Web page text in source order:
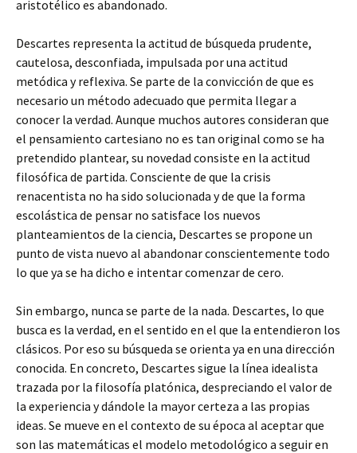
aristotélico es abandonado.
Descartes representa la actitud de búsqueda prudente,
cautelosa, desconfiada, impulsada por una actitud
metódica y reflexiva. Se parte de la convicción de que es
necesario un método adecuado que permita llegar a
conocer la verdad. Aunque muchos autores consideran que
el pensamiento cartesiano no es tan original como se ha
pretendido plantear, su novedad consiste en la actitud
filosófica de partida. Consciente de que la crisis
renacentista no ha sido solucionada y de que la forma
escolástica de pensar no satisface los nuevos
planteamientos de la ciencia, Descartes se propone un
punto de vista nuevo al abandonar conscientemente todo
lo que ya se ha dicho e intentar comenzar de cero.
Sin embargo, nunca se parte de la nada. Descartes, lo que
busca es la verdad, en el sentido en el que la entendieron los
clásicos. Por eso su búsqueda se orienta ya en una dirección
conocida. En concreto, Descartes sigue la línea idealista
trazada por la filosofía platónica, despreciando el valor de
la experiencia y dándole la mayor certeza a las propias
ideas. Se mueve en el contexto de su época al aceptar que
son las matemáticas el modelo metodológico a seguir en